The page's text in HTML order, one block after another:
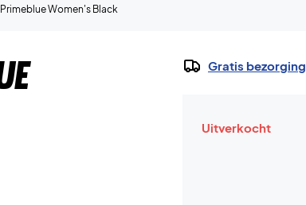
Women's Black
Gratis bezorging
Uitverkocht